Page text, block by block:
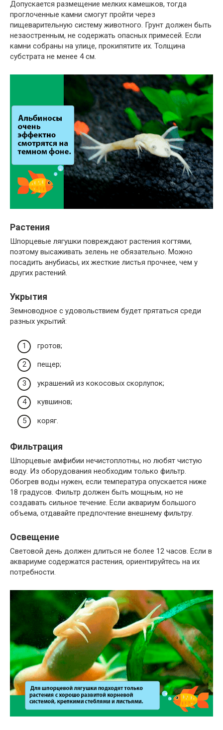
Допускается размещение мелких камешков, тогда
проглоченные камни смогут пройти через
пищеварительную систему животного. Грунт должен быть
незаостренным, не содержать опасных примесей. Если
камни собраны на улице, прокипятите их. Толщина
субстрата не менее 4 см.
Растения
Шпорцевые лягушки повреждают растения когтями,
поэтому высаживать зелень не обязательно. Можно
посадить анубиасы, их жесткие листья прочнее, чем у
других растений.
Укрытия
Земноводное с удовольствием будет прятаться среди
разных укрытий:
гротов;
пещер;
украшений из кокосовых скорлупок;
кувшинов;
коряг.
Фильтрация
Шпорцевые амфибии нечистоплотны, но любят чистую
воду. Из оборудования необходим только фильтр.
Обогрев воды нужен, если температура опускается ниже
18 градусов. Фильтр должен быть мощным, но не
создавать сильное течение. Если аквариум большого
объема, отдавайте предпочтение внешнему фильтру.
Освещение
Световой день должен длиться не более 12 часов. Если в
аквариуме содержатся растения, ориентируйтесь на их
потребности.